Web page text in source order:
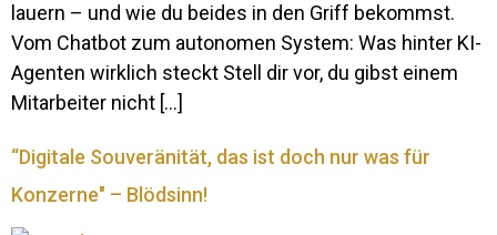
lauern – und wie du beides in den Griff be­kommst.
Vom Chatbot zum au­to­nomen System: Was hinter KI-
Agenten wirk­lich steckt Stell dir vor, du gibst einem
Mit­ar­beiter nicht […]
“Digitale Souveränität, das ist doch nur was für
Konzerne" – Blödsinn!